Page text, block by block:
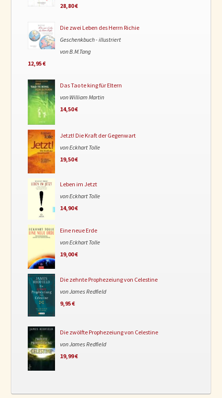
28,80 €
Die zwei Leben des Herrn Richie
Geschenkbuch - illustriert
von B.M.Tang
12,95 €
Das Tao te king für Eltern
von William Martin
14,50 €
Jetzt! Die Kraft der Gegenwart
von Eckhart Tolle
19,50 €
Leben im Jetzt
von Eckhart Tolle
14,90 €
Eine neue Erde
von Eckhart Tolle
19,00 €
Die zehnte Prophezeiung von Celestine
von James Redfield
9,95 €
Die zwölfte Prophezeiung von Celestine
von James Redfield
19,99 €